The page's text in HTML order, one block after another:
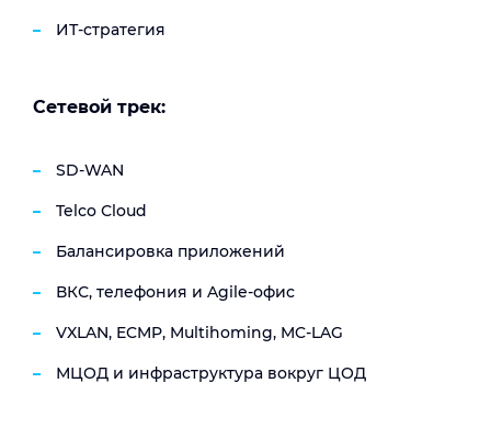
ИТ-стратегия
Сетевой трек:
SD-WAN
Telco Сloud
Балансировка приложений
ВКС, телефония и Agile-офис
VXLAN, ECMP, Multihoming, MC-LAG
МЦОД и инфраструктура вокруг ЦОД